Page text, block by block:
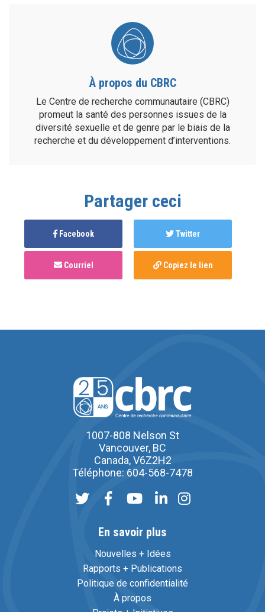
À propos du CBRC
Le Centre de recherche communautaire (CBRC)
promeut la santé des personnes issues de la
diversité sexuelle et de genre par le biais de la
recherche et du développement d’interventions.
Partager ceci
Facebook Twitter
Courriel Copiez le lien
1007-808 Nelson St
Vancouver, BC
Canada, V6Z2H2
Téléphone: 604-568-7478
En savoir plus
Nouvelles + Idées
Rapports + Publications
Politique de confidentialité
À propos